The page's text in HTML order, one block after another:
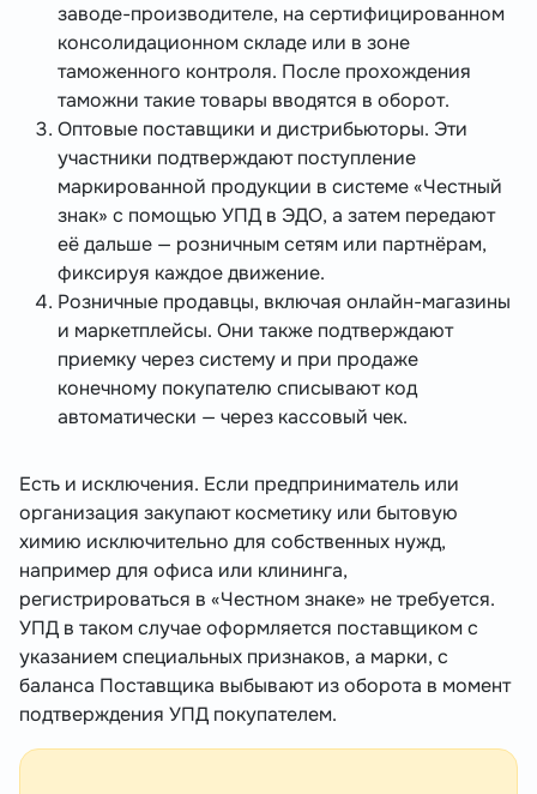
заводе-производителе, на сертифицированном
консолидационном складе или в зоне
таможенного контроля. После прохождения
таможни такие товары вводятся в оборот.
Оптовые поставщики и дистрибьюторы. Эти
участники подтверждают поступление
маркированной продукции в системе «Честный
знак» с помощью УПД в ЭДО, а затем передают
её дальше — розничным сетям или партнёрам,
фиксируя каждое движение.
Розничные продавцы, включая онлайн-магазины
и маркетплейсы. Они также подтверждают
приемку через систему и при продаже
конечному покупателю списывают код
автоматически — через кассовый чек.
Есть и исключения. Если предприниматель или
организация закупают косметику или бытовую
химию исключительно для собственных нужд,
например для офиса или клининга,
регистрироваться в «Честном знаке» не требуется.
УПД в таком случае оформляется поставщиком с
указанием специальных признаков, а марки, с
баланса Поставщика выбывают из оборота в момент
подтверждения УПД покупателем.